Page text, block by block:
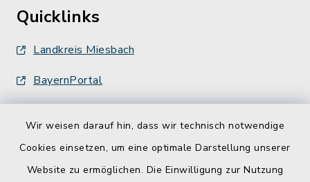
Wir weisen darauf hin, dass wir technisch notwendige
Cookies einsetzen, um eine optimale Darstellung unserer
Website zu ermöglichen. Die Einwilligung zur Nutzung
Quicklinks
Landkreis Miesbach
BayernPortal